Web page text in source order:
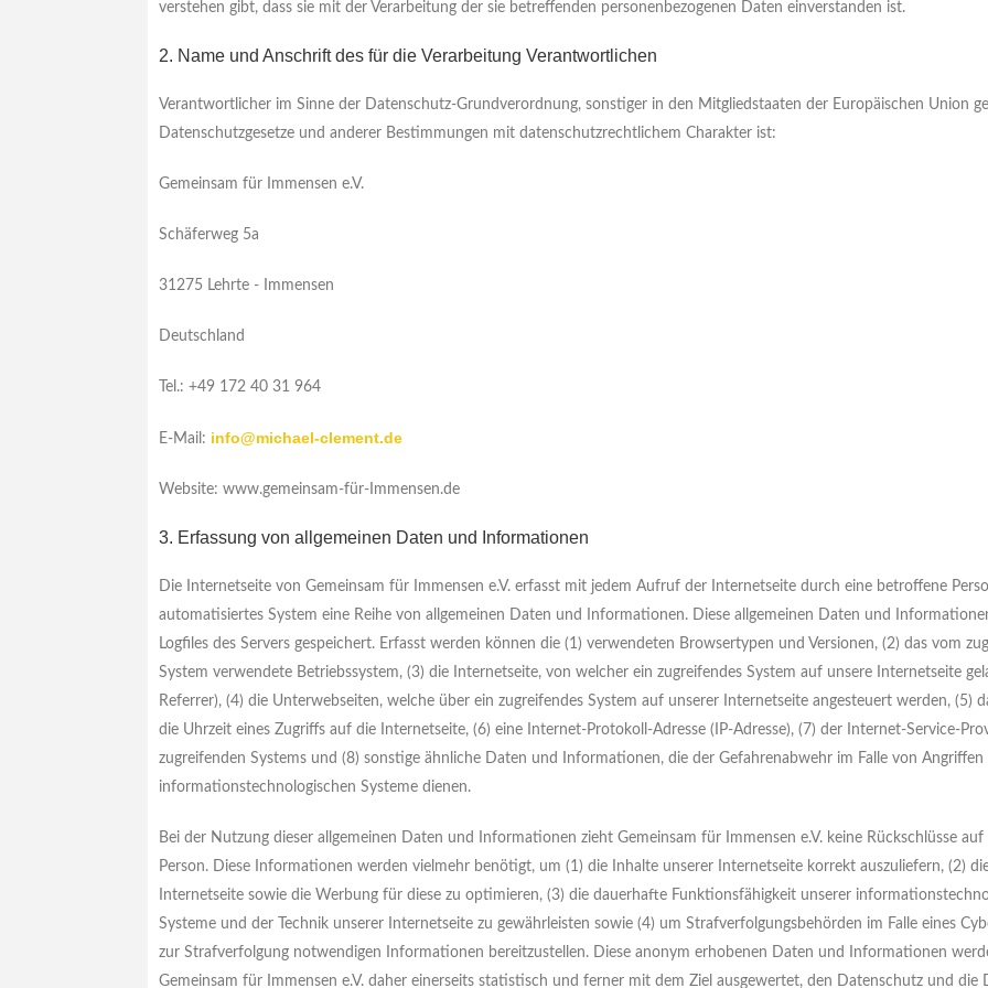
verstehen gibt, dass sie mit der Verarbeitung der sie betreffenden personenbezogenen Daten einverstanden ist.
2. Name und Anschrift des für die Verarbeitung Verantwortlichen
Verantwortlicher im Sinne der Datenschutz-Grundverordnung, sonstiger in den Mitgliedstaaten der Europäischen Union
Datenschutzgesetze und anderer Bestimmungen mit datenschutzrechtlichem Charakter ist:
Gemeinsam für Immensen e.V.
Schäferweg 5a
31275 Lehrte - Immensen
Deutschland
Tel.: +49 172 40 31 964
E-Mail: info@michael-clement.de
Website: www.gemeinsam-für-Immensen.de
3. Erfassung von allgemeinen Daten und Informationen
Die Internetseite von Gemeinsam für Immensen e.V. erfasst mit jedem Aufruf der Internetseite durch eine betroffene
automatisiertes System eine Reihe von allgemeinen Daten und Informationen. Diese allgemeinen Daten und
Logfiles des Servers gespeichert. Erfasst werden können die (1) verwendeten Browsertypen und Versionen, (2) das vom
System verwendete Betriebssystem, (3) die Internetseite, von welcher ein zugreifendes System auf unsere Internetseite
Referrer), (4) die Unterwebseiten, welche über ein zugreifendes System auf unserer Internetseite angesteuert werden, (5)
die Uhrzeit eines Zugriffs auf die Internetseite, (6) eine Internet-Protokoll-Adresse (IP-Adresse), (7) der Internet-Service-
zugreifenden Systems und (8) sonstige ähnliche Daten und Informationen, die der Gefahrenabwehr im Falle von Angriffen
informationstechnologischen Systeme dienen.
Bei der Nutzung dieser allgemeinen Daten und Informationen zieht Gemeinsam für Immensen e.V. keine Rückschlüsse
Person. Diese Informationen werden vielmehr benötigt, um (1) die Inhalte unserer Internetseite korrekt auszuliefern, (2)
Internetseite sowie die Werbung für diese zu optimieren, (3) die dauerhafte Funktionsfähigkeit unserer
Systeme und der Technik unserer Internetseite zu gewährleisten sowie (4) um Strafverfolgungsbehörden im Falle eines
zur Strafverfolgung notwendigen Informationen bereitzustellen. Diese anonym erhobenen Daten und Informationen
Gemeinsam für Immensen e.V. daher einerseits statistisch und ferner mit dem Ziel ausgewertet, den Datenschutz und die